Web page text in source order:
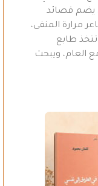
يضم قصائد
مرارة المنفى،
طابع
العام، ويبحث